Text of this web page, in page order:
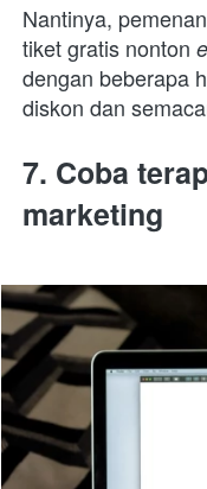
Nantinya,
tiket gratis nonton
dengan beberapa
diskon dan
7. Coba
marketing